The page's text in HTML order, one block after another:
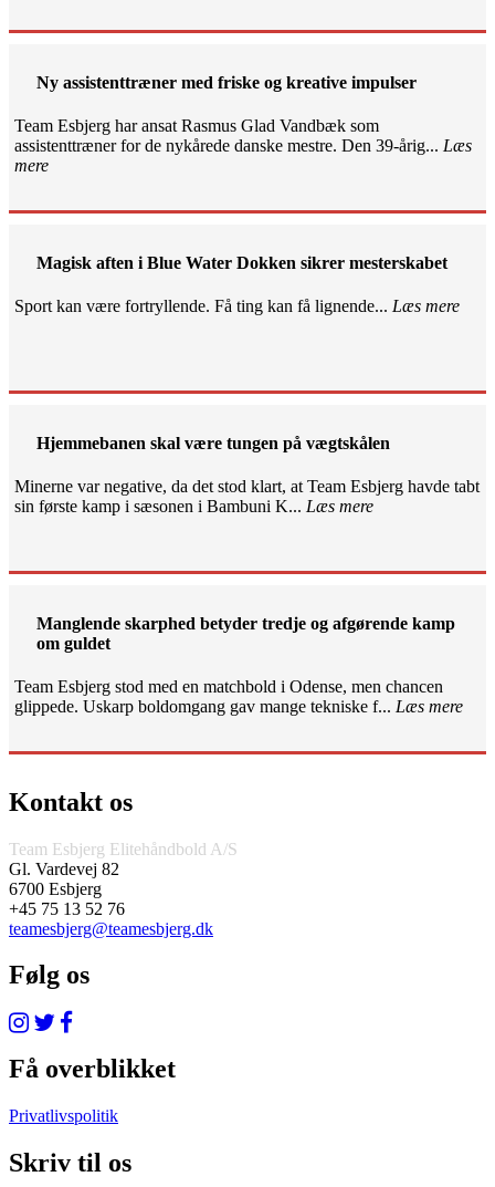
Ny assistenttræner med friske og kreative impulser
Team Esbjerg har ansat Rasmus Glad Vandbæk som
assistenttræner for de nykårede danske mestre. Den 39-årig... Læs
mere
Magisk aften i Blue Water Dokken sikrer mesterskabet
Sport kan være fortryllende. Få ting kan få lignende... Læs mere
Hjemmebanen skal være tungen på vægtskålen
Minerne var negative, da det stod klart, at Team Esbjerg havde tabt
sin første kamp i sæsonen i Bambuni K... Læs mere
Manglende skarphed betyder tredje og afgørende kamp
om guldet
Team Esbjerg stod med en matchbold i Odense, men chancen
glippede. Uskarp boldomgang gav mange tekniske f... Læs mere
Kontakt os
Team Esbjerg Elitehåndbold A/S
Gl. Vardevej 82
6700 Esbjerg
+45 75 13 52 76
teamesbjerg@teamesbjerg.dk
Følg os
Få overblikket
Privatlivspolitik
Skriv til os